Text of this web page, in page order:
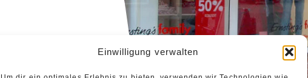
Einwilligung verwalten